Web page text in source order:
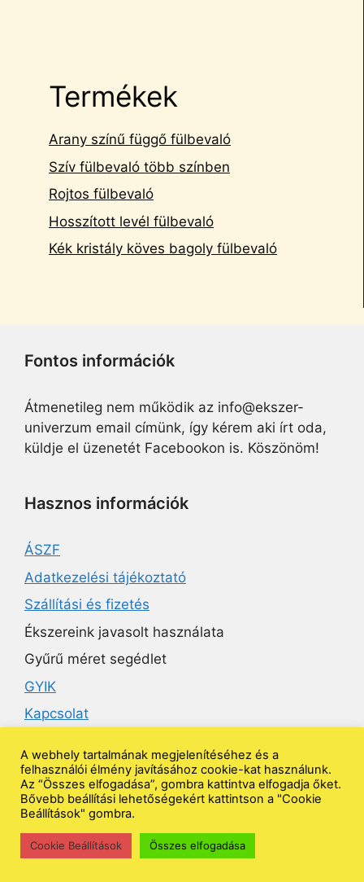
Termékek
Arany színű függő fülbevaló
Szív fülbevaló több színben
Rojtos fülbevaló
Hosszított levél fülbevaló
Kék kristály köves bagoly fülbevaló
Fontos információk
Átmenetileg nem működik az info@ekszer-
univerzum email címünk, így kérem aki írt oda,
küldje el üzenetét Facebookon is. Köszönöm!
Hasznos információk
ÁSZF
Adatkezelési tájékoztató
Szállítási és fizetés
Ékszereink javasolt használata
Gyűrű méret segédlet
GYIK
Kapcsolat
Ékszeruniverzum
Kövess minket
A webhely tartalmának megjelenítéséhez és a
felhasználói élmény javításához cookie-kat használunk.
Az “Összes elfogadása”, gombra kattintva elfogadja őket.
Bővebb beállítási lehetőségekért kattintson a "Cookie
Beállítások" gombra.
Cookie Beállítások Összes elfogadása